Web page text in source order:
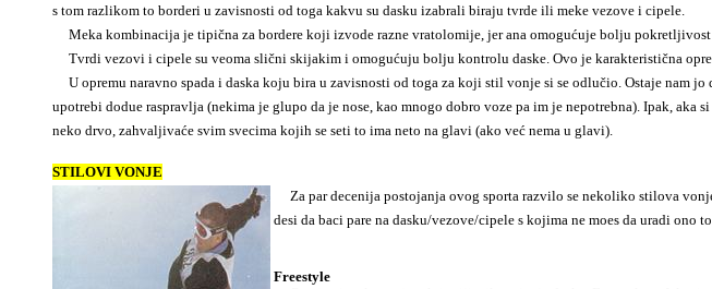
s tom razlikom to borderi u zavisnosti od toga kakvu su dasku izabrali biraju tvrde ili meke vezove i cipele.
Meka kombinacija je tipična za bordere koji izvode razne vratolomije, jer ana omogućuje bolju
Tvrdi vezovi i cipele su veoma slični skijakim i omogućuju bolju kontrolu daske. Ovo je karakteristična
U opremu naravno spada i daska koju bira u zavisnosti od toga za koji stil vonje si se odlučio. Ostaje nam
upotrebi dodue raspravlja (nekima je glupo da je nose, kao mnogo dobro voze pa im je nepotrebna). Ipak, aka
neko drvo, zahvaljivaće svim svecima kojih se seti to ima neto na glavi (ako već nema u glavi).
STILOVI VONJE
Za par decenija postojanja ovog sporta razvilo se nekoliko stilova
desi da baci pare na dasku/vezove/cipele s kojima ne moes da uradi
Freestyle